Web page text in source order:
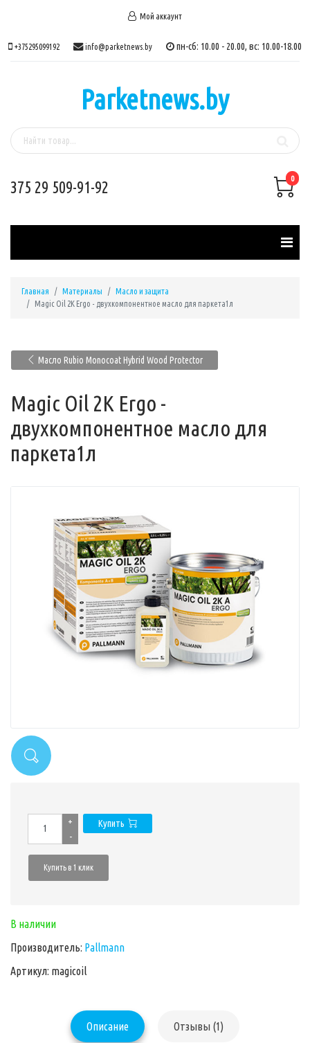
Мой аккаунт
+375295099192 info@parketnews.by пн-сб: 10.00 - 20.00, вс: 10.00-18.00
Parketnews.by
375 29 509-91-92 0
Главная Материалы
Масло и защита
Magic Oil 2K Ergo - двухкомпонентное масло для паркета1л
Масло Rubio Monocoat Hybrid Wood Protector
Magic Oil 2K Ergo -
двухкомпонентное масло для
паркета1л
+
-
Купить
Купить в 1 клик
В наличии
Производитель: Pallmann
Артикул: magicoil
Описание Отзывы (1)